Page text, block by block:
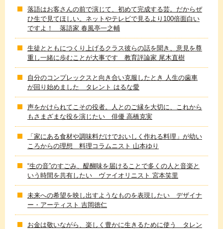
落語はお客さんの前で演じて、初めて完成する芸。だからぜ
ひ生で見てほしい。ネットやテレビで見るより100倍面白い
ですよ！ 落語家 春風亭一之輔
生徒とともにつくり上げるクラス彼らの話を聞き、意見を尊
重し一緒に歩むことが大事です 教育評論家 尾木直樹
自分のコンプレックスと向き合い克服したとき 人生の歯車
が回り始めました タレント はるな愛
声をかけられてこその役者。人とのご縁を大切に、これから
もさまざまな役を演じたい 俳優 高橋克実
「家にある食材や調味料だけでおいしく作れる料理」が幼い
ころからの理想 料理コラムニスト 山本ゆり
“生の音”のすごみ、醍醐味を届けることで多くの人と音楽と
いう時間を共有したい ヴァイオリニスト 宮本笑里
未来への希望を映し出すようなものを表現したい デザイナ
ー・アーティスト 吉岡徳仁
お金は敬いながら、楽しく豊かに生きるために使う タレン